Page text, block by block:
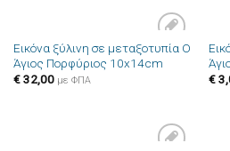
Πρόσθήκη
στην λίστα
Εικόνα ξύλινη σε μεταξοτυπία Ο
Άγιος Πορφύριος 10x14cm
€32,00 με ΦΠΑ
€